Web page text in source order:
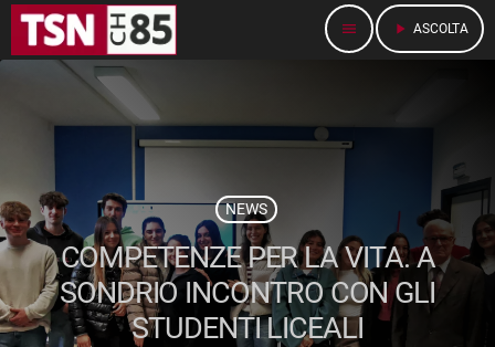
menu play_arrow ASCOLTA
NEWS
COMPETENZE PER LA VITA. A
SONDRIO INCONTRO CON GLI
STUDENTI LICEALI